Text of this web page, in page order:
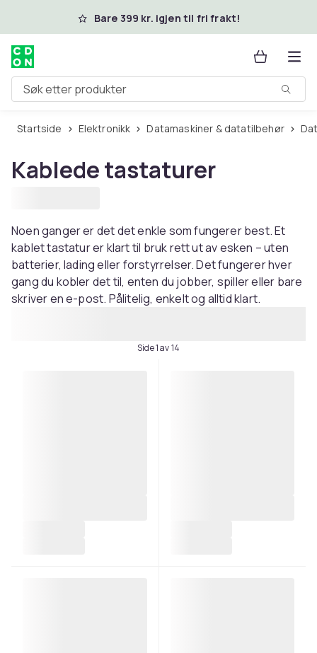
Hopp til hovedinnholdBare 399 kr. igjen til fri frakt!
Søk etter produkter
Startside Elektronikk Datamaskiner & datatilbehør
Kablede tastaturer
Noen ganger er det det enkle som fungerer best. Et
kablet tastatur er klart til bruk rett ut av esken – uten
batterier, lading eller forstyrrelser. Det fungerer hver
gang du kobler det til, enten du jobber, spiller eller bare
skriver en e-post. Pålitelig, enkelt og alltid klart.
Side 1 av 14